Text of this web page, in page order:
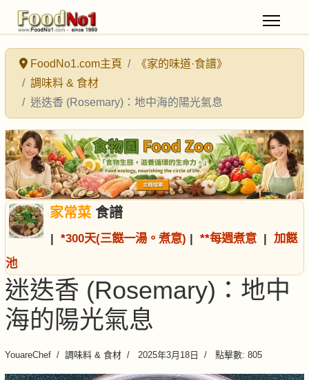
FoodNo1.com主頁
《家的味道·食譜》
調味料 & 食材
迷迭香 (Rosemary)：地中海的陽光氣息
家常菜食譜
| *300天(三餸一湯。煮意) | **每週煮意 | 加餸
池
迷迭香 (Rosemary)：地中
海的陽光氣息
YouareChef 調味料 & 食材 2025年3月18日 點擊數: 805